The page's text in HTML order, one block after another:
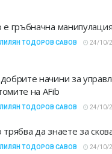
е гръбначна
ТОДОРОВ САВОВ 24/10/
начини за
на AFib
ТОДОРОВ САВОВ 24/10/
трябва да знаете за
ТОДОРОВ САВОВ 24/10/